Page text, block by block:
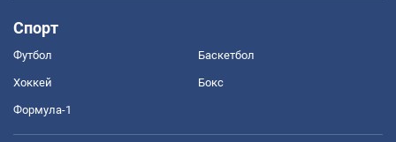
Спорт
Футбол Баскетбол
Хоккей Бокс
Формула-1